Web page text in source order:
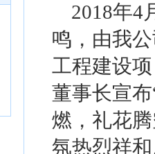
2018年4
鸣，由我
工程建设
董事长宣
燃，礼花
氛热烈祥